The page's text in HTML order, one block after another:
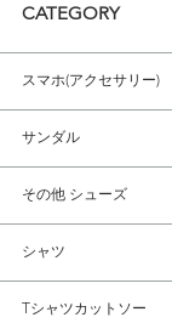
CATEGORY
スマホ(アクセサリー)
サンダル
その他 シューズ
シャツ
Tシャツカットソー